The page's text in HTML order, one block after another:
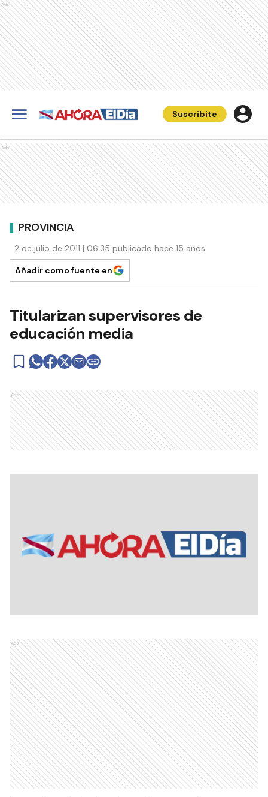
Ads
Suscribite
Ads
PROVINCIA
2 de julio de 2011 | 06:35 publicado hace 15 años
Añadir como fuente en
Titularizan supervisores de
educación media
Ads
Ads